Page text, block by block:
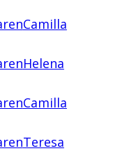
Camilla
Helena
Camilla
Teresa